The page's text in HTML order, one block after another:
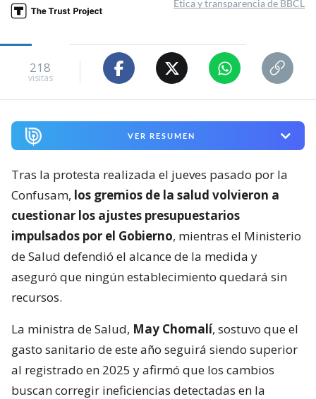
Ética y transparencia de BBCL
218
visitas
VER RESUMEN
Tras la protesta realizada el jueves pasado por la
Confusam, los gremios de la salud volvieron a
cuestionar los ajustes presupuestarios
impulsados por el Gobierno, mientras el Ministerio
de Salud defendió el alcance de la medida y
aseguró que ningún establecimiento quedará sin
recursos.
La ministra de Salud, May Chomalí, sostuvo que el
gasto sanitario de este año seguirá siendo superior
al registrado en 2025 y afirmó que los cambios
buscan corregir ineficiencias detectadas en la